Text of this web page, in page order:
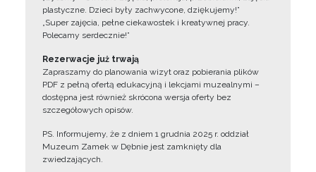
plastyczne. Dzieci były zachwycone, dziękujemy!”
„Super zajęcia, pełne ciekawostek i kreatywnej pracy.
Polecamy serdecznie!”
Rezerwacje już trwają
Zapraszamy do planowania wizyt oraz pobierania plików
PDF z pełną ofertą edukacyjną i lekcjami muzealnymi –
dostępna jest również skrócona wersja oferty bez
szczegółowych opisów.
PS. Informujemy, że z dniem 1 grudnia 2025 r. oddział
Muzeum Zamek w Dębnie jest zamknięty dla
zwiedzających.